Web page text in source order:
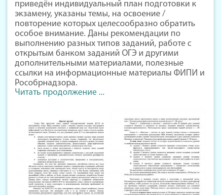
приведён индивидуальный план подготовки к
экзамену, указаны темы, на освоение /
повторение которых целесообразно обратить
особое внимание. Даны рекомендации по
выполнению разных типов заданий, работе с
открытым банком заданий ОГЭ и другими
дополнительными материалами, полезные
ссылки на информационные материалы ФИПИ и
Рособрнадзора.
Читать продолжение ...